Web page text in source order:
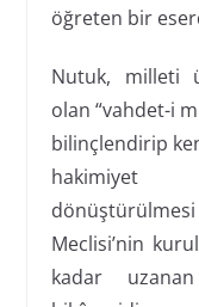
öğreten bir
Nutuk, milleti
olan “vahdet-i
bilinçlendirip
hakimiyet
Meclisi’nin
kadar